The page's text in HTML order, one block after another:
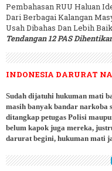
Pembahasan RUU Haluan
Dari Berbagai Kalangan
Usah Dibahas Dan Lebih
Tendangan 12 PAS
INDONESIA DARURAT
Sudah dijatuhi hukuman mati
masih banyak bandar narkoba
ditangkap petugas Polisi
belum kapok juga mereka,
darurat begini, hukuman mati